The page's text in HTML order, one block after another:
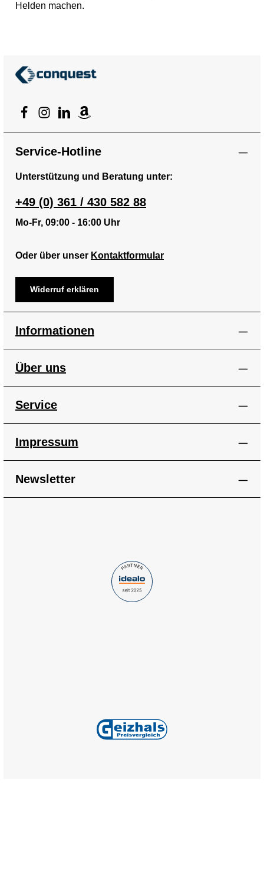
Helden machen.
Service-Hotline
Unterstützung und Beratung unter:
+49 (0) 361 / 430 582 88
Mo-Fr, 09:00 - 16:00 Uhr
Oder über unser Kontaktformular
Widerruf erklären
Informationen
Über uns
Service
Impressum
Newsletter